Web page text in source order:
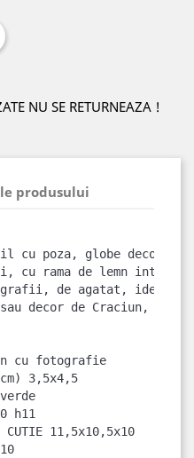
NU SE RETURNEAZA !
produsului
cu poza, globe decorat
cu rama de lemn
de agatat, idee de
cu fotografie
(cm) 3,5x4,5
h11
CUTIE 11,5x10,5x10